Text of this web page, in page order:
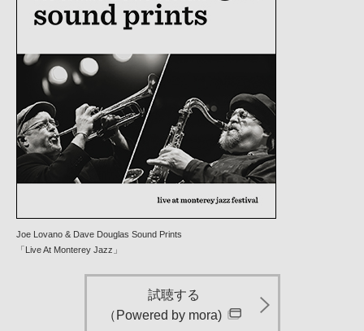
Joe Lovano & Dave Douglas Sound Prints
「Live At Monterey Jazz」
試聴する
（Powered by mora)